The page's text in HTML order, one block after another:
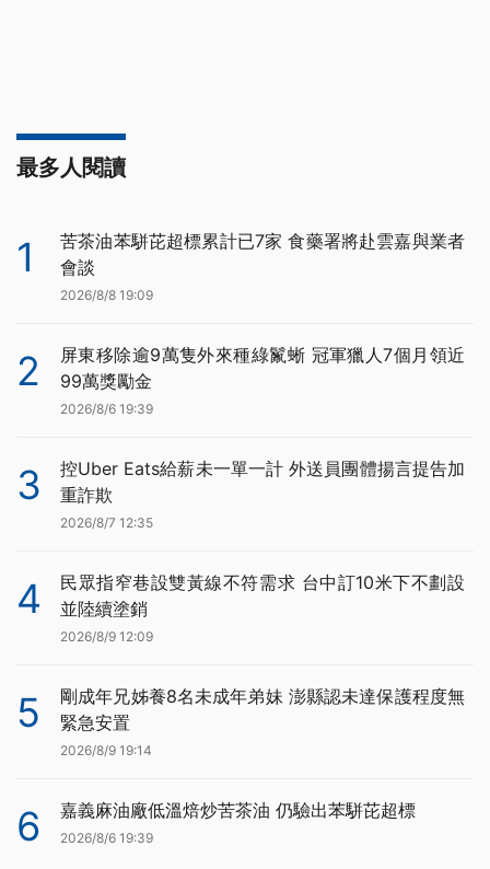
最多人閱讀
1
苦茶油苯駢芘超標累計已7家 食藥署將赴雲嘉與業者
會談
2026/8/8 19:09
2
屏東移除逾9萬隻外來種綠鬣蜥 冠軍獵人7個月領近
99萬獎勵金
2026/8/6 19:39
3
控Uber Eats給薪未一單一計 外送員團體揚言提告加
重詐欺
2026/8/7 12:35
4
民眾指窄巷設雙黃線不符需求 台中訂10米下不劃設
並陸續塗銷
2026/8/9 12:09
5
剛成年兄姊養8名未成年弟妹 澎縣認未達保護程度無
緊急安置
2026/8/9 19:14
6 嘉義麻油廠低溫焙炒苦茶油 仍驗出苯駢芘超標
2026/8/6 19:39